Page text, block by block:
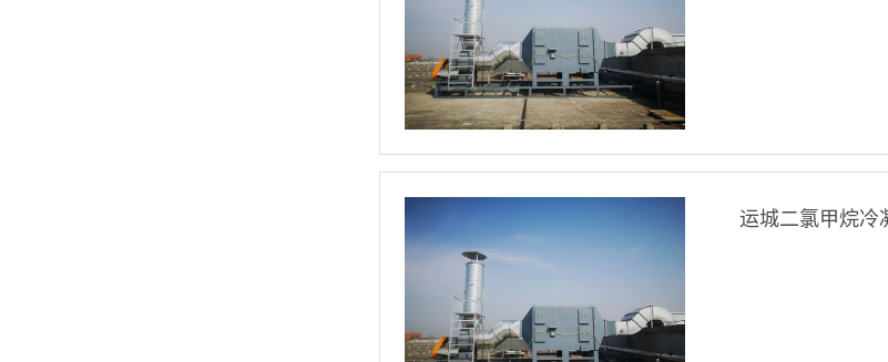
运城二氯甲烷冷